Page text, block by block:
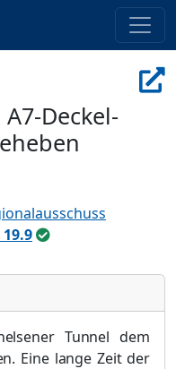
Deckel-
19.9
Tunnel dem
Eine lange Zeit der